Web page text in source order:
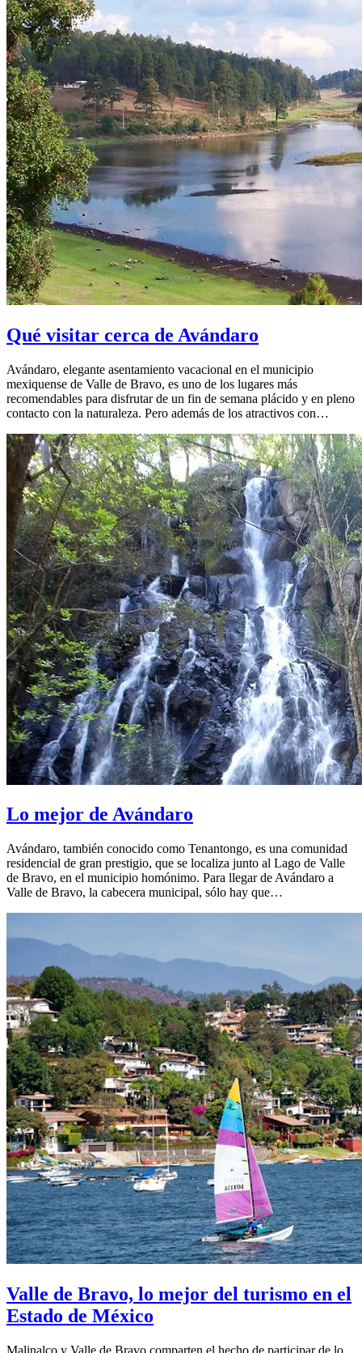
Qué visitar cerca de Avándaro
Avándaro, elegante asentamiento vacacional en el municipio
mexiquense de Valle de Bravo, es uno de los lugares más
recomendables para disfrutar de un fin de semana plácido y en pleno
contacto con la naturaleza. Pero además de los atractivos con…
Lo mejor de Avándaro
Avándaro, también conocido como Tenantongo, es una comunidad
residencial de gran prestigio, que se localiza junto al Lago de Valle
de Bravo, en el municipio homónimo. Para llegar de Avándaro a
Valle de Bravo, la cabecera municipal, sólo hay que…
Valle de Bravo, lo mejor del turismo en el
Estado de México